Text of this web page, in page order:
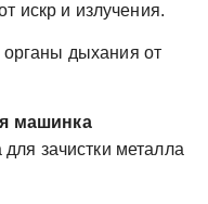
искр и излучения.
дыхания от
машинка
зачистки металла